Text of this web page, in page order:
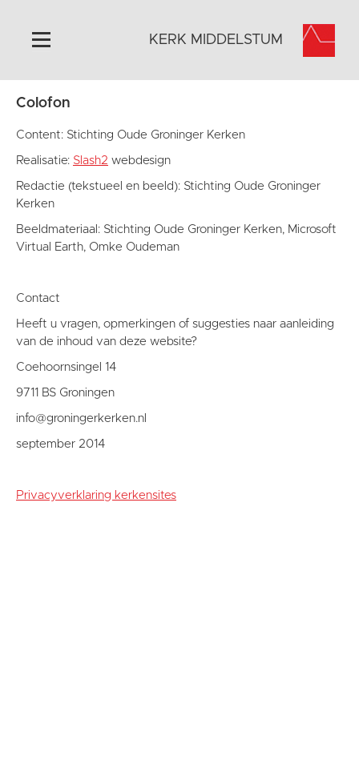
Home
Algemeen
Historie
Omgeving
Het Grootste Museum
Activiteiten
KERK MIDDELSTUM
Colofon
Content: Stichting Oude Groninger Kerken
Realisatie: Slash2 webdesign
Redactie (tekstueel en beeld): Stichting Oude Groninger
Kerken
Beeldmateriaal: Stichting Oude Groninger Kerken, Microsoft
Virtual Earth, Omke Oudeman
Contact
Heeft u vragen, opmerkingen of suggesties naar aanleiding
van de inhoud van deze website?
Coehoornsingel 14
9711 BS Groningen
info@groningerkerken.nl
september 2014
Privacyverklaring kerkensites